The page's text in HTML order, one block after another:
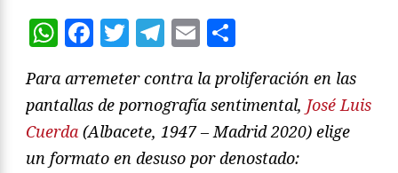
WhatsApp
Facebook
Twitter
Telegram
Email
Para arremeter contra la proliferación en las
pantallas de pornografía sentimental, José Luis
Cuerda (Albacete, 1947 – Madrid 2020) elige
un formato en desuso por denostado: